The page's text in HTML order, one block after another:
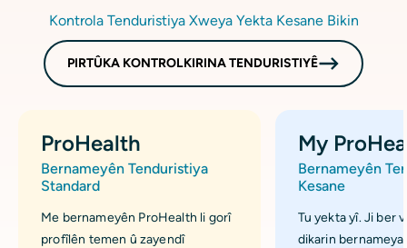
Kontrola Tenduristiya Xweya Yekta Kesane Bikin
PIRTÛKA KONTROLKIRINA TENDURISTIYÊ
ProHealth
Bernameyên Tenduristiya
Standard
Me bernameyên ProHealth li gorî
profîlên temen û zayendî
My
Bernameyên
Kesane
Tu yekta yî. Ji ber
dikarin